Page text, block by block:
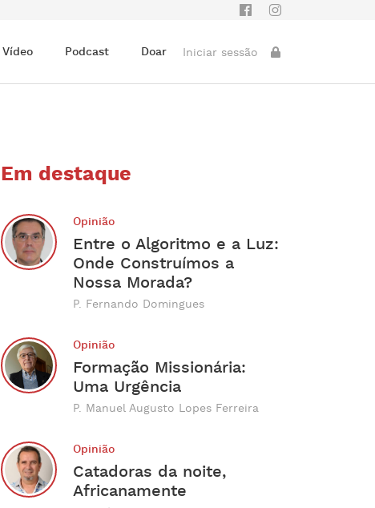
Vídeo Podcast Doar Iniciar sessão
Em destaque
Opinião
Entre o Algoritmo e a Luz:
Onde Construímos a
Nossa Morada?
P. Fernando Domingues
Opinião
Formação Missionária:
Uma Urgência
P. Manuel Augusto Lopes Ferreira
Opinião
Catadoras da noite,
Africanamente